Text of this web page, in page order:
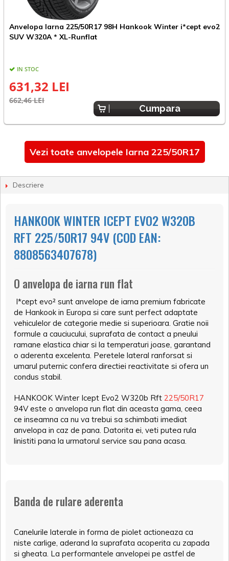
Anvelopa Iarna 225/50R17 98H Hankook Winter i*cept evo2
SUV W320A * XL-Runflat
IN STOC
631,32 LEI
662,46 LEI
Cumpara
Vezi toate anvelopele Iarna 225/50R17
Descriere
HANKOOK WINTER ICEPT EVO2 W320B
RFT 225/50R17 94V (COD EAN:
8808563407678)
O anvelopa de iarna run flat
I*cept evo² sunt anvelope de iarna premium fabricate
de Hankook in Europa si care sunt perfect adaptate
vehiculelor de categorie medie si superioara. Gratie noii
formule a cauciucului, suprafata de contact a pneului
ramane elastica chiar si la temperaturi joase, garantand
o aderenta excelenta. Peretele lateral ranforsat si
umarul puternic confera directiei reactivitate si ofera un
condus stabil.
HANKOOK Winter Icept Evo2 W320b Rft 225/50R17
94V este o anvelopa run flat din aceasta gama, ceea
ce inseamna ca nu va trebui sa schimbati imediat
anvelopa in caz de pana. Datorita ei, veti putea rula
linistiti pana la urmatorul service sau pana acasa.
Banda de rulare aderenta
Canelurile laterale in forma de piolet actioneaza ca
niste carlige, aderand la suprafata acoperita cu zapada
si gheata. La performantele anvelopei pe astfel de